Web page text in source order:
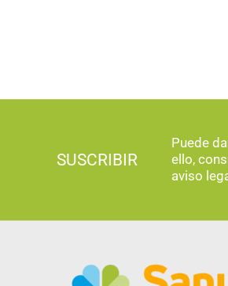
SUSCRIBIR
Puede
ello,
aviso